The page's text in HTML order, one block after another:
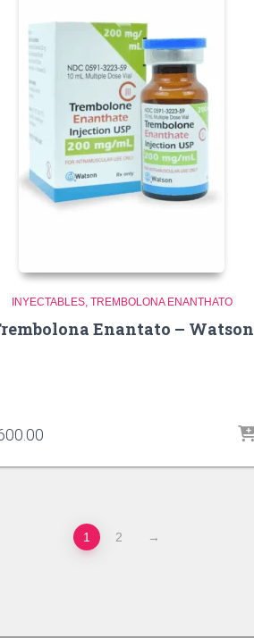
INYECTABLES TREMBOLONA ENANTHATO
Enantato – Watson
1 2 →